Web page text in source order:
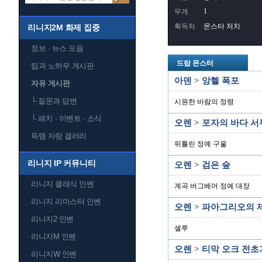
리니지2M 화제 집중
정보 · 뉴스 모음
팁과 노하우 게시판
자유 게시판
└질문과 답변
└패치 · 이벤트 · 소식
득템 자랑 갤러리
리니지 IP 커뮤니티
리니지 클래식 인벤
리니지 리마스터 인벤
리니지2 인벤
리니지M 인벤
리니지W 인벤
무게
1
획득처
몬스터 처치
드랍 몬스터
아덴 > 앙헬 폭포
시원한 바람의 정령
오렌 > 포자의 바다 서
뒤틀린 정예 구울
오렌 > 검은 숲
계곡 버그베어 정예 대장
오렌 > 파아그리오의
셀루
오렌 > 티막 오크 전초